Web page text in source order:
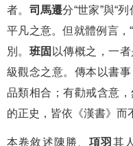
者。 司馬遷分“世家”與“
平凡之意。但就體例言，
別。 班固 以傳概之，一
級觀念之意。傳本以書
品類相合；有勸戒含意
的正史，皆依《漢書》而
本卷敘述陳勝、項羽 其